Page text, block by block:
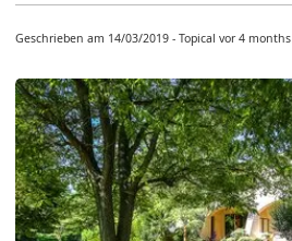
Geschrieben am 14/03/2019 - Topical vor 4 months